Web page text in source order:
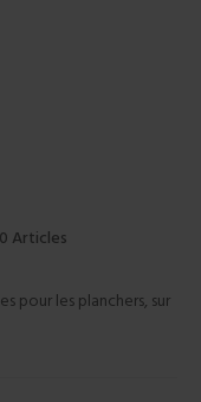
Articles
pour les planchers, sur